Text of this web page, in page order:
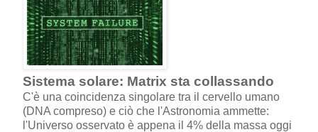
Sistema solare: Matrix sta collassando
C'è una coincidenza singolare tra il cervello umano
(DNA compreso) e ciò che l'Astronomia ammette:
l'Universo osservato è appena il 4% della massa oggi